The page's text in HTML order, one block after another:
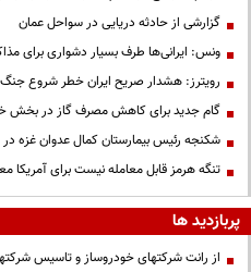
گزارشی از حادثه دریایی در سواحل عمان
ونس: ایرانی‌ها طرف بسیار دشواری برای
رویترز: هشدار صریح ایران خطر شروع
گام جدید برای کاهش مصرف گاز در بخش
شکنجه رئیس بیمارستان کمال عدوان غزه
تنگه هرمز قابل معامله نیست برای آمریکا
پربازدید ها
از رانت‌ شرکتهای خودروساز و تاسیس